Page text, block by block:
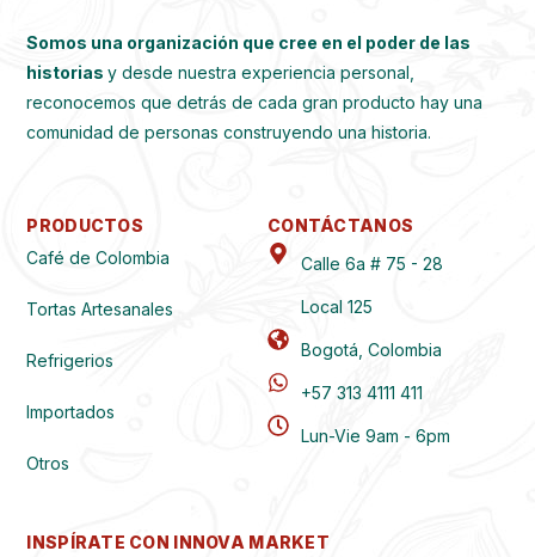
Somos una organización que cree en el poder de las
historiasy desde nuestra experiencia personal,
reconocemos que detrás de cada gran producto hay una
comunidad de personas construyendo una historia.
PRODUCTOS
Café de Colombia
Tortas Artesanales
Refrigerios
Importados
Otros
CONTÁCTANOS
Calle 6a # 75 - 28
Local 125
Bogotá, Colombia
+57 313 4111 411
Lun-Vie 9am - 6pm
INSPÍRATE CON INNOVA MARKET